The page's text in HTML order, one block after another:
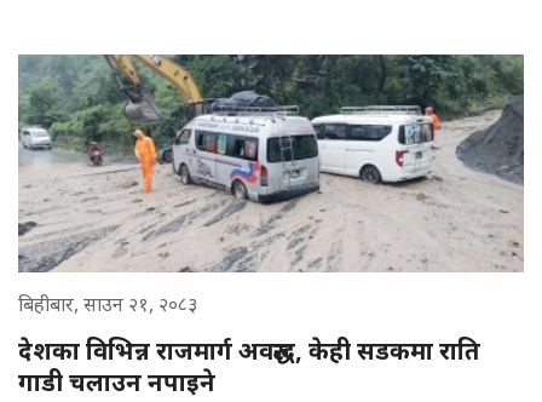
बिहीबार, साउन २१, २०८३
देशका विभिन्न राजमार्ग अवरुद्ध, केही सडकमा राति
गाडी चलाउन नपाइने